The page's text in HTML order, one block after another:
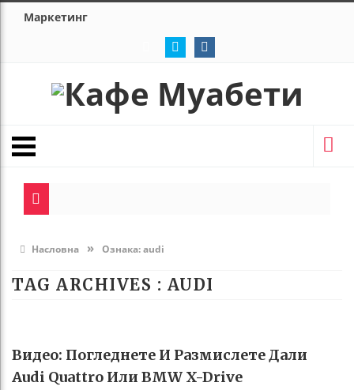
Маркетинг
Насловна » Ознака:audi
TAG ARCHIVES : AUDI
Видео: Погледнете И Размислете Дали
Audi Quattro Или BMW X-Drive